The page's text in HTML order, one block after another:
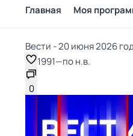
Главная Моя
Вести - 20 июня 2026
1991—по н.в.
0